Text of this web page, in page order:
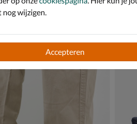
Hands Free Slip-Ins Contour
wijzigen.
Accepteren